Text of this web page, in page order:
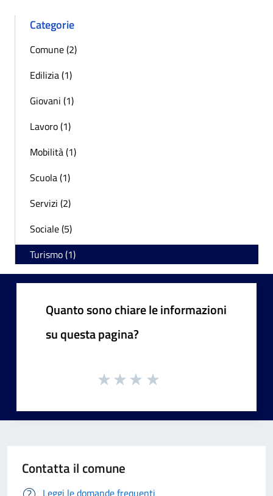
Categorie
Comune (2)
Edilizia (1)
Giovani (1)
Lavoro (1)
Mobilità (1)
Scuola (1)
Servizi (2)
Sociale (5)
Turismo (1)
Quanto sono chiare le informazioni
su questa pagina?
Contatta il comune